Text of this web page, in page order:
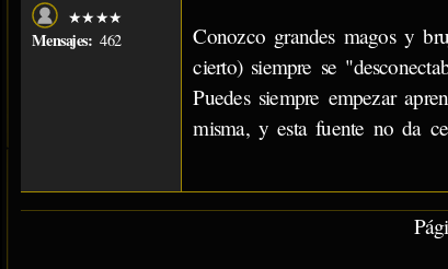
★★★★
Mensajes: 462
Conozco grandes magos y
cierto) siempre se
Puedes siempre empezar
misma, y esta fuente no da